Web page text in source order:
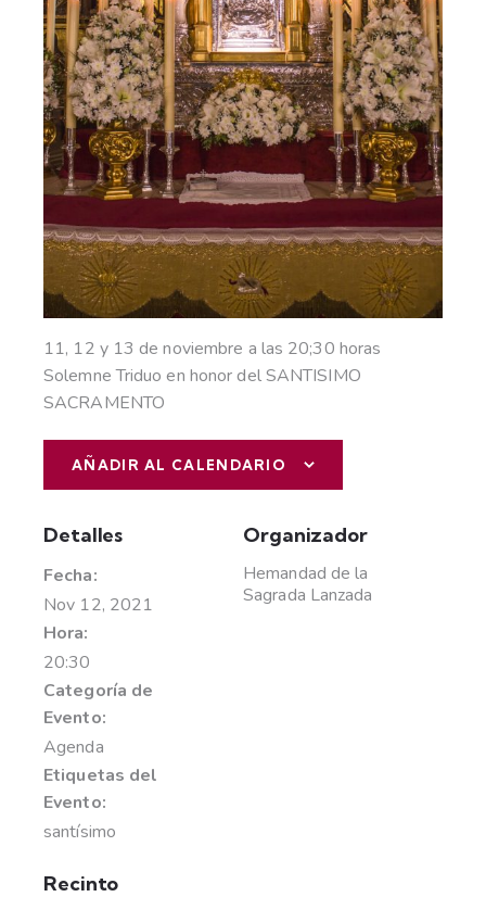
11, 12 y 13 de noviembre a las 20;30 horas
Solemne Triduo en honor del SANTISIMO
SACRAMENTO
AÑADIR AL CALENDARIO
Detalles
Fecha:
Nov 12, 2021
Hora:
20:30
Categoría de
Evento:
Agenda
Etiquetas del
Evento:
santísimo
Organizador
Hemandad de la
Sagrada Lanzada
Recinto